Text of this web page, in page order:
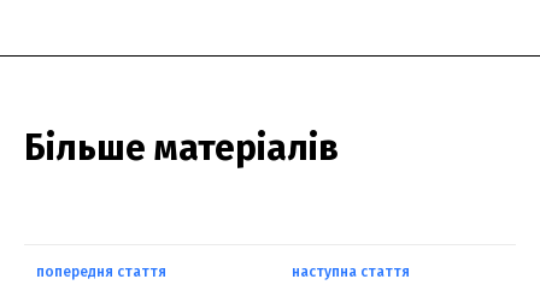
Більше матеріалів
попередня стаття наступна стаття